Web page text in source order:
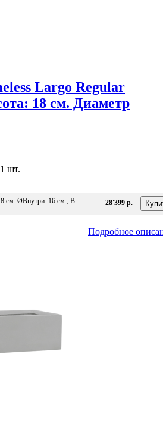
Largo Regular
18 см. Диаметр
шт.
см. ØВнутри: 16 см.; В
28'399 р.
Подробное